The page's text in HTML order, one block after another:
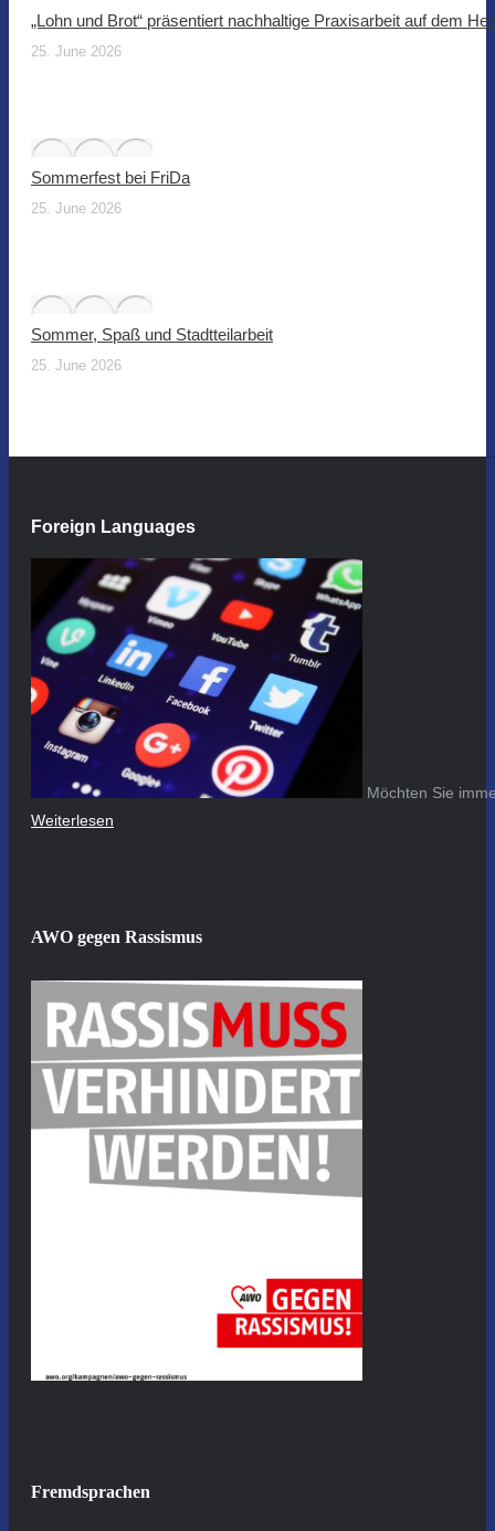
„Lohn und Brot“ präsentiert nachhaltige Praxisarbeit auf dem
25. June 2026
Sommerfest bei FriDa
25. June 2026
Sommer, Spaß und Stadtteilarbeit
25. June 2026
Foreign Languages
Möchten Sie
Weiterlesen
AWO gegen Rassismus
Fremdsprachen